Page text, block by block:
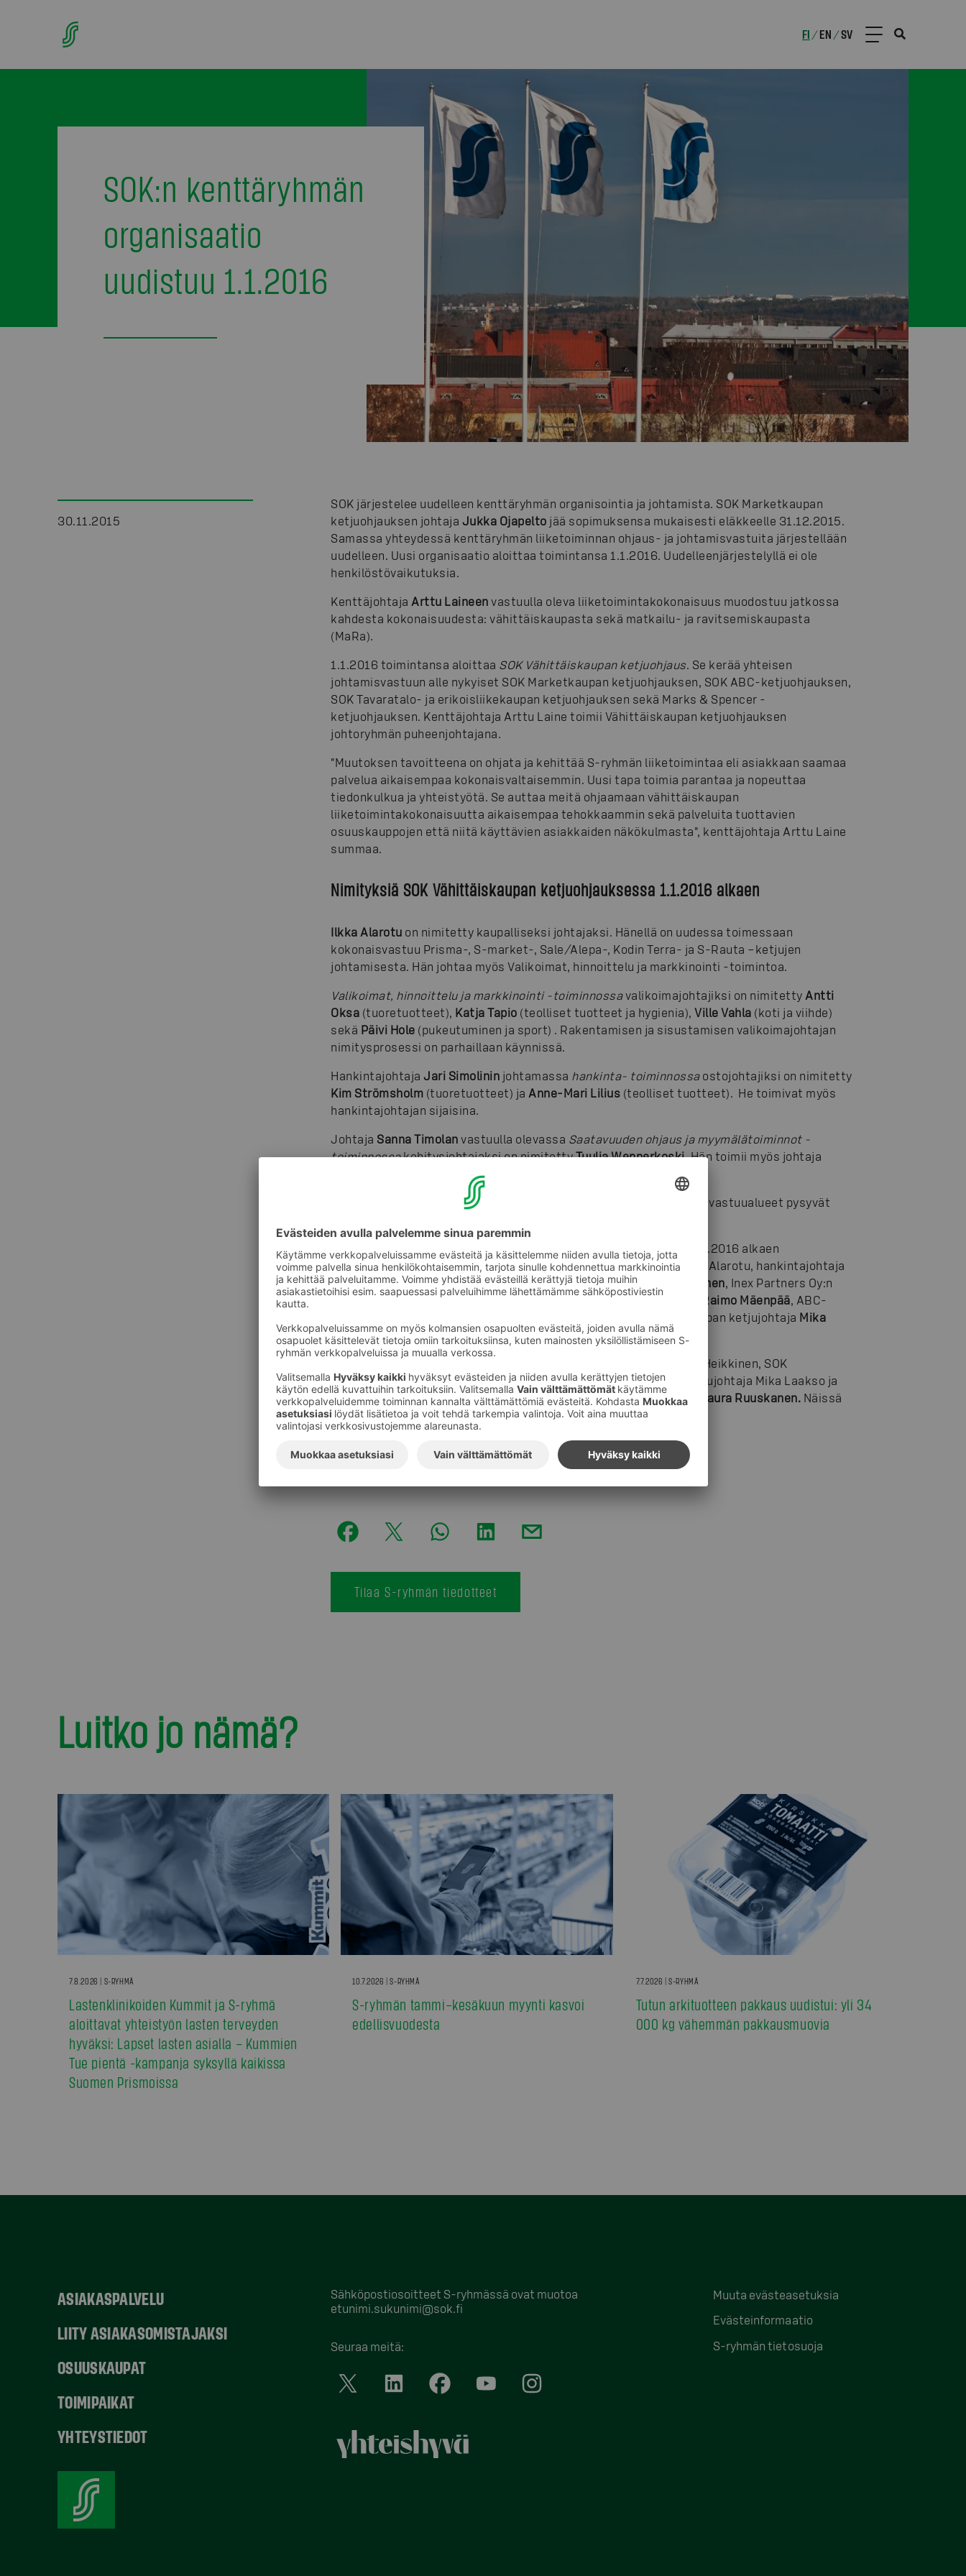
FI /EN /SV
SOK:n kenttäryhmän
organisaatio
uudistuu 1.1.2016
30.11.2015
SOK järjestelee uudelleen kenttäryhmän organisointia ja johtamista. SOK Marketkaupan
ketjuohjauksen johtaja Jukka Ojapelto jää sopimuksensa mukaisesti eläkkeelle 31.12.2015.
Samassa yhteydessä kenttäryhmän liiketoiminnan ohjaus- ja johtamisvastuita järjestellään
uudelleen. Uusi organisaatio aloittaa toimintansa 1.1.2016. Uudelleenjärjestelyllä ei ole
henkilöstövaikutuksia.
Kenttäjohtaja Arttu Laineen vastuulla oleva liiketoimintakokonaisuus muodostuu jatkossa
kahdesta kokonaisuudesta: vähittäiskaupasta sekä matkailu- ja ravitsemiskaupasta
(MaRa).
1.1.2016 toimintansa aloittaa SOK Vähittäiskaupan ketjuohjaus. Se kerää yhteisen
johtamisvastuun alle nykyiset SOK Marketkaupan ketjuohjauksen, SOK ABC-ketjuohjauksen,
SOK Tavaratalo- ja erikoisliikekaupan ketjuohjauksen sekä Marks & Spencer -
ketjuohjauksen. Kenttäjohtaja Arttu Laine toimii Vähittäiskaupan ketjuohjauksen
johtoryhmän puheenjohtajana.
"Muutoksen tavoitteena on ohjata ja kehittää S-ryhmän liiketoimintaa eli asiakkaan saamaa
palvelua aikaisempaa kokonaisvaltaisemmin. Uusi tapa toimia parantaa ja nopeuttaa
tiedonkulkua ja yhteistyötä. Se auttaa meitä ohjaamaan vähittäiskaupan
liiketoimintakokonaisuutta aikaisempaa tehokkaammin sekä palveluita tuottavien
osuuskauppojen että niitä käyttävien asiakkaiden näkökulmasta", kenttäjohtaja Arttu Laine
summaa.
Nimityksiä SOK Vähittäiskaupan ketjuohjauksessa 1.1.2016 alkaen
Ilkka Alarotu on nimitetty kaupalliseksi johtajaksi. Hänellä on uudessa toimessaan
kokonaisvastuu Prisma-, S-market-, Sale/Alepa-, Kodin Terra- ja S-Rauta –ketjujen
johtamisesta. Hän johtaa myös Valikoimat, hinnoittelu ja markkinointi -toimintoa.
Valikoimat, hinnoittelu ja markkinointi -toiminnossavalikoimajohtajiksi on nimitetty Antti
Oksa (tuoretuotteet), Katja Tapio (teolliset tuotteet ja hygienia), Ville Vahla (koti ja viihde)
sekä Päivi Hole (pukeutuminen ja sport) . Rakentamisen ja sisustamisen valikoimajohtajan
nimitysprosessi on parhaillaan käynnissä.
Hankintajohtaja Jari Simolinin johtamassa hankinta- toiminnossaostojohtajiksi on nimitetty
Kim Strömsholm (tuoretuotteet) ja Anne-Mari Lilius (teolliset tuotteet). He toimivat myös
hankintajohtajan sijaisina.
Johtaja Sanna Timolan vastuulla olevassa Saatavuuden ohjaus ja myymälätoiminnot -
toiminnossakehitysjohtajaksi on nimitettyTuulia Wennerkoski. Hän toimii myös johtaja
Nykyisen SOK Marketkaupan ketjuohjauksen johtoryhmän jäsenten vastuualueet pysyvät
SOK Vähittäiskaupan ketjuohjauksen johtoryhmän muodostavat 1.1.2016 alkaen
kenttäjohtaja Arttu Laine (puheenjohtaja), kaupallinen johtaja Ilkka Alarotu, hankintajohtaja
Jari Simolin, johtaja Sanna Timola, suunnittelujohtajaMika Lyytikäinen, Inex Partners Oy:n
toimitusjohtajaJari Pousi, SOK IT-palveluiden tietohallintojohtaja Raimo Mäenpää, ABC-
ja Tavaratalo- ja erikoisliikekaupan ketjujohtaja Mika
Laakso.
SOK ABC –ketjuohjauksen johtamisesta vastaa ketjujohtaja Antti Heikkinen, SOK
Tavaratalo- ja erikoisliikekaupan ketjuohjauksen johtamisesta ketjujohtaja Mika Laakso ja
SOK Marks & Spencer –ketjuohjauksen johtamisesta ketjujohtaja
Laura Ruuskanen. Näissä
organisaatioissa ei tapahdu muutoksia.
S-Ryhmä
Tilaa S-ryhmän tiedotteet
Luitko jo nämä?
7.8.2026 | S-RYHMÄ
Lastenklinikoiden Kummit ja S-ryhmä
aloittavat yhteistyön lasten terveyden
hyväksi: Lapset lasten asialla – Kummien
Tue pientä -kampanja syksyllä kaikissa
Suomen Prismoissa
10.7.2026 | S-RYHMÄ
S-ryhmän tammi–kesäkuun myynti kasvoi
edellisvuodesta
7.7.2026 | S-RYHMÄ
Tutun arkituotteen pakkaus uudistui: yli 34
000 kg vähemmän pakkausmuovia
ASIAKASPALVELU
LIITY ASIAKASOMISTAJAKSI
OSUUSKAUPAT
TOIMIPAIKAT
YHTEYSTIEDOT
Sähköpostiosoitteet S-ryhmässä ovat muotoa
etunimi.sukunimi@sok.fi
Seuraa meitä:
Muuta evästeasetuksia
Evästeinformaatio
S-ryhmän tietosuoja